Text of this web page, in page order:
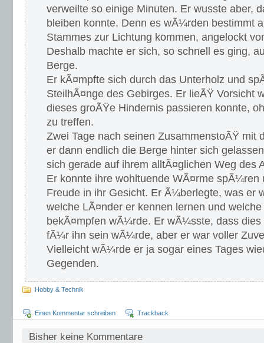
verweilte so einige Minuten. Er wusste aber,
bleiben konnte. Denn es wÃ¼rden bestimmt
Stammes zur Lichtung kommen, angelockt
Deshalb machte er sich, so schnell es ging,
Berge.
Er kÃ¤mpfte sich durch das Unterholz und
SteilhÃ¤nge des Gebirges. Er lieÃŸ Vorsicht
dieses groÃŸe Hindernis passieren konnte,
zu treffen.
Zwei Tage nach seinen ZusammenstoÃŸ mit
er dann endlich die Berge hinter sich
sich gerade auf ihrem alltÃ¤glichen Weg des
Er konnte ihre wohltuende WÃ¤rme spÃ¼ren
Freude in ihr Gesicht. Er Ã¼berlegte, was er
welche LÃ¤nder er kennen lernen und
bekÃ¤mpfen wÃ¼rde. Er wÃ¼sste, dass dies
fÃ¼r ihn sein wÃ¼rde, aber er war voller
Vielleicht wÃ¼rde er ja sogar eines Tages
Gegenden.
Hobby & Technik
Einen Kommentar schreiben Trackback
Bisher keine Kommentare